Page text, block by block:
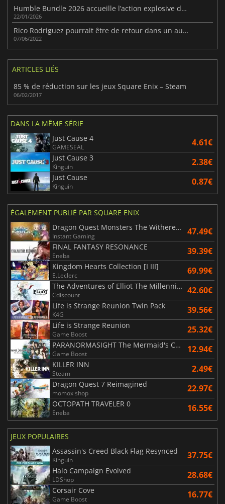
Humble Bundle 2026 accueille l’action explosive de Just Cause
22/01/2026
Rico Rodriguez pourrait être de retour dans un autre Just Cause
07/06/2022
ARTICLES LIÉS
85 % de réduction sur les jeux Square Enix – Steam
06/02/2017
DANS LA MÊME SÉRIE
Just Cause 4
GAMESEAL 4.61€
Just Cause 3
Kinguin 2.38€
Just Cause
Kinguin 0.87€
ÉGALEMENT PUBLIÉ PAR SQUARE ENIX
Dragon Quest Monsters The Withered World
Instant Gaming 47.49€
FINAL FANTASY RESONANCE
Eneba 39.39€
Kingdom Hearts Collection [I III]
E.Leclerc 69.99€
The Adventures of Elliot The Millennium Tales
Cdiscount 42.60€
Life is Strange Reunion Twin Pack
K4G 39.56€
Life is Strange Reunion
Game Boost 25.32€
PARANORMASIGHT The Mermaid's Curse
Game Boost 12.94€
KILLER INN
Steam 2.49€
Dragon Quest 7 Reimagined
momox shop 22.97€
OCTOPATH TRAVELER 0
Eneba 16.55€
JEUX POPULAIRES
Assassin's Creed Black Flag Resynced
Kinguin 37.75€
Halo Campaign Evolved
LDShop 28.68€
Corsair Cove
Game Boost 16.77€